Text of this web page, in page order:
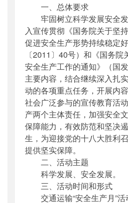
一、总体要求
牢固树立科学发展安全发
入宣传贯彻《国务院关于坚
促进安全生产形势持续稳定
〔2011〕40号）和《国务
安全生产工作的通知》（国
主要内容，结合继续深入扎
动的各项重点任务，开展内
社会广泛参与的宣传教育活
产两个主体责任，加强安全
保障能力，有效防范和坚决
生，为迎接党的十八大胜利
提供坚实保障。
二、活动主题
科学发展、安全发展。
三、活动时间和形式
交通运输“安全生产月”活